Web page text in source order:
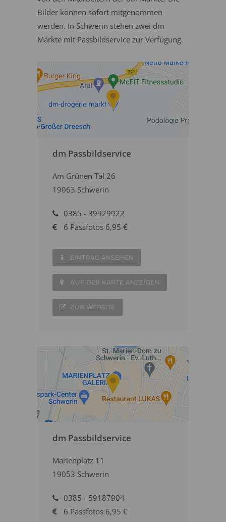
Bilder können sofort mitgenommen
werden. In Schwerin stehen zwei dm
Märkte mit Passbildservice zur Verfügung.
dm Passbildservice
Am Grünen Tal 26
19063 Schwerin
0385 - 39929922
6 Passfotos 6,95 €
EINTRAG ANSEHEN
AUF DER KARTE ANZEIGEN
ZUR WEBSITE
dm Passbildservice
Marienplatz 11
19053 Schwerin
0385 - 59187904
6 Passfotos 6,95 €